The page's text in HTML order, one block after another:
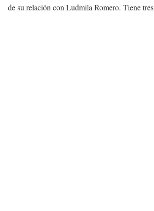
de su relación con Ludmila Romero. Tiene tres